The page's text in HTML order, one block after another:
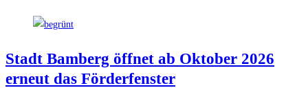
Stadt Bam­berg öff­net ab Okto­ber 2026
erneut das Förderfenster